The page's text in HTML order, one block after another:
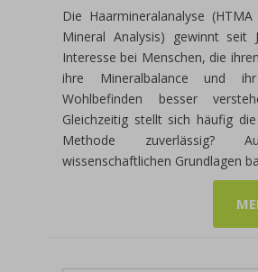
Die Haarmineralanalyse
Mineral Analysis) gewinnt seit
Interesse bei Menschen, die
ihre Mineralbalance und ihr
Wohlbefinden besser
Gleichzeitig stellt sich häufig
Methode zuverlässig?
wissenschaftlichen Grundlagen